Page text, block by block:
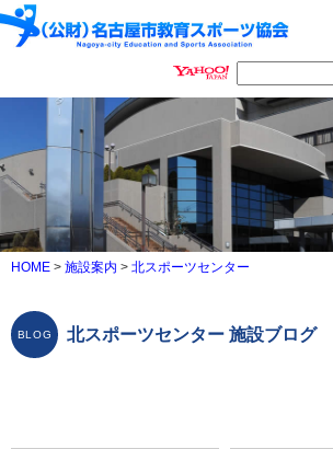
HOME > 施設案内 > 北スポーツセンター
北スポーツセンター 施設ブログ